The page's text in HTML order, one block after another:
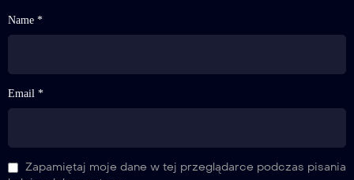
Name *
Email *
Zapamiętaj moje dane w tej przeglądarce podczas pisania